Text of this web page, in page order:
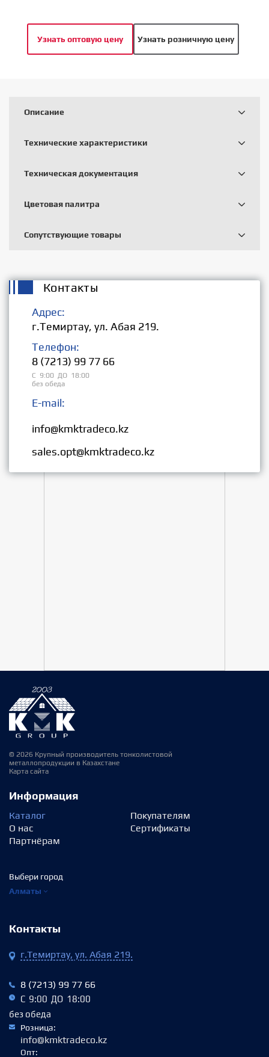
Узнать оптовую цену Узнать розничную цену
Описание
Технические характеристики
Техническая документация
Цветовая палитра
Сопутствующие товары
Контакты
Адрес:
г.Темиртау, ул. Абая 219.
Телефон:
8 (7213) 99 77 66
С 9:00 ДО 18:00
без обеда
E-mail:
info@kmktradeco.kz
sales.opt@kmktradeco.kz
© 2026 Крупный производитель тонколистовой
металлопродукции в Казахстане
Карта сайта
Информация
Каталог
О нас
Партнёрам
Покупателям
Сертификаты
Выбери город
Алматы
Контакты
г.Темиртау, ул. Абая 219.
8 (7213) 99 77 66
С 9:00 ДО 18:00
без обеда
Розница:
info@kmktradeco.kz
Опт: